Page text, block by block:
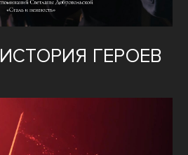
ИСТОРИЯ ГЕРОЕВ